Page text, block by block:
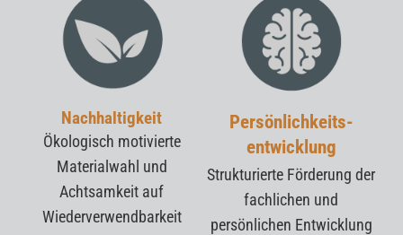
Nachhaltigkeit
Ökologisch motivierte
Materialwahl und
Achtsamkeit auf
Wiederverwendbarkeit
Persönlichkeits-
entwicklung
Strukturierte Förderung der
fachlichen und
persönlichen Entwicklung